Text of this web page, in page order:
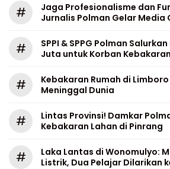
#
Jaga Profesionalisme dan
Jurnalis Polman Gelar Media
#
SPPI & SPPG Polman
Juta untuk Korban
#
Kebakaran Rumah di
Meninggal Dunia
#
Lintas Provinsi! Damkar
Kebakaran Lahan di Pinrang
#
Laka Lantas di Wonomulyo:
Listrik, Dua Pelajar Dilarikan